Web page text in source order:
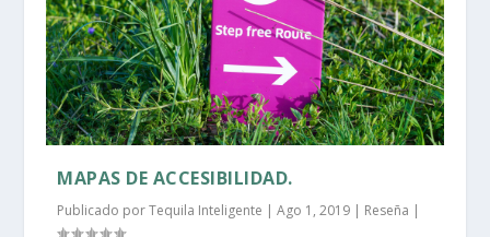
MAPAS DE ACCESIBILIDAD.
Publicado porTequila Inteligente |Ago 1, 2019 | Reseña |